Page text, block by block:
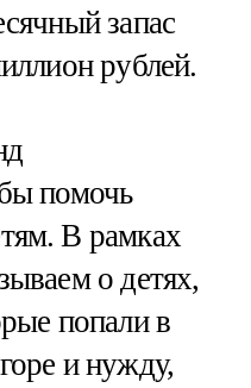
запас
рублей.
помочь
В рамках
о детях,
попали в
и нужду,